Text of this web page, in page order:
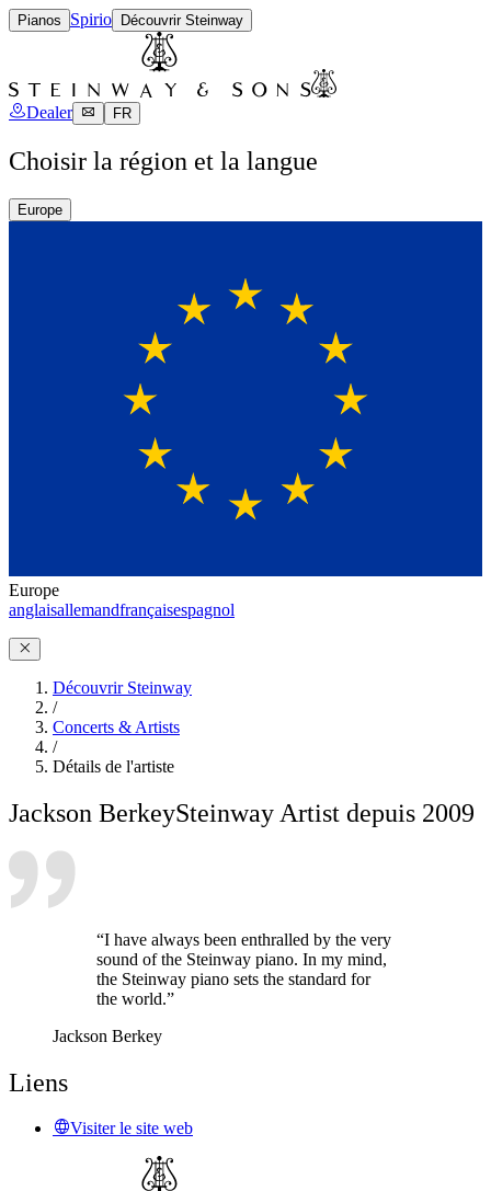
Pianos Spirio Découvrir Steinway
Dealer FR
Choisir la région et la langue
Europe
Europe
anglaisallemandfrançaisespagnol
Découvrir Steinway
/
Concerts & Artists
/
Détails de l'artiste
Jackson BerkeySteinway Artist depuis 2009
“I have always been enthralled by the very
sound of the Steinway piano. In my mind,
the Steinway piano sets the standard for
the world.”
Jackson Berkey
Liens
Visiter le site web